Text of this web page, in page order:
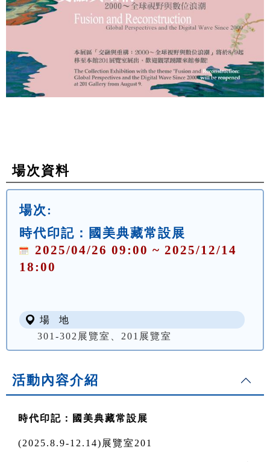
場次資料
場次:
時代印記：國美典藏常設展
2025/04/26 09:00 ~ 2025/12/14
18:00
場 地
301-302展覽室、201展覽室
活動內容介紹
時代印記：國美典藏常設展
(2025.8.9-12.14) 展覽室201